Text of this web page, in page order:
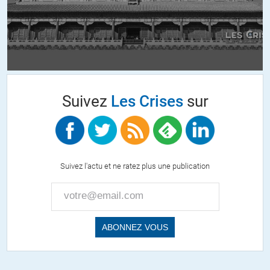
de déclarer et d’avoir exclu officiellement le wahhabisme du giron
sunnite la fin du congrès islamique mondial d’août 2016 qui
rassemblait les plus hautes autorités chiites et sunnites.
fondamentaux et de reprendre la démonstration à partir des
obédiences plutôt que par le biais compliqué de la « politique » (si on
peut appeler ça de la politique) et des intérêts confus des Wahabites
saoudiens qui ne font (donc) plus partie du sunnisme…
agissements deTrump (évangéliste) au lieu de se référer au pape et
brams//24.01.2018 à 10h15
Suivez Les Crisessur
Suivez l'actu et ne ratez plus une publication